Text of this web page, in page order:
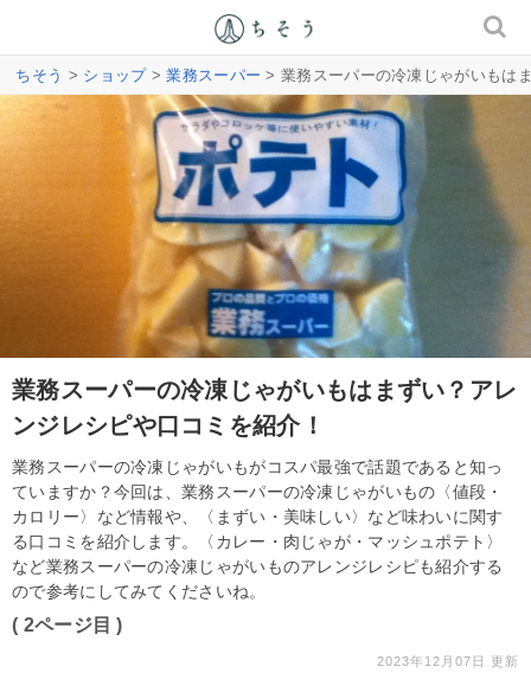
ちそう > ショップ>業務スーパー > 業務スーパーの冷凍じゃがいもは
業務スーパーの冷凍じゃがいもはまずい？アレ
ンジレシピや口コミを紹介！
業務スーパーの冷凍じゃがいもがコスパ最強で話題であると知っ
ていますか？今回は、業務スーパーの冷凍じゃがいもの〈値段・
カロリー〉など情報や、〈まずい・美味しい〉など味わいに関す
る口コミを紹介します。〈カレー・肉じゃが・マッシュポテト〉
など業務スーパーの冷凍じゃがいものアレンジレシピも紹介する
ので参考にしてみてくださいね。
( 2ページ目 )
2023年12月07日 更新